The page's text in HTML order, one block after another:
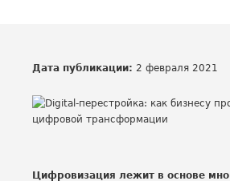
Дата публикации: 2 февраля 2021
Цифровизация лежит в основе